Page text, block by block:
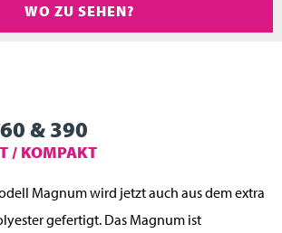
WO ZU SEHEN?
& 390
/ KOMPAKT
Magnum wird jetzt auch aus dem extra
gefertigt. Das Magnum ist